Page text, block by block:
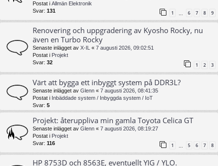
Postat i Allmän Elektronik
Svar: 131 1 … 6 7 8 9
Renovering och uppgradering av Kyosho Rocky, nu
även en Turbo Rocky
Senaste inlägget av X-IL « 7 augusti 2026, 09:02:51
Postat i Projekt
Svar: 32 1 2 3
Värt att bygga ett inbyggt system på DDR3L?
Senaste inlägget av Glenn « 7 augusti 2026, 08:41:35
Postat i Inbäddade system / Inbyggda system / IoT
Svar: 5
Projekt: återuppliva min gamla Toyota Celica GT
Senaste inlägget av Glenn « 7 augusti 2026, 08:19:27
Postat i Projekt
Svar: 116 1 5 6 7 8
HP 8753D och 8563E, eventuellt YIG / YLO.